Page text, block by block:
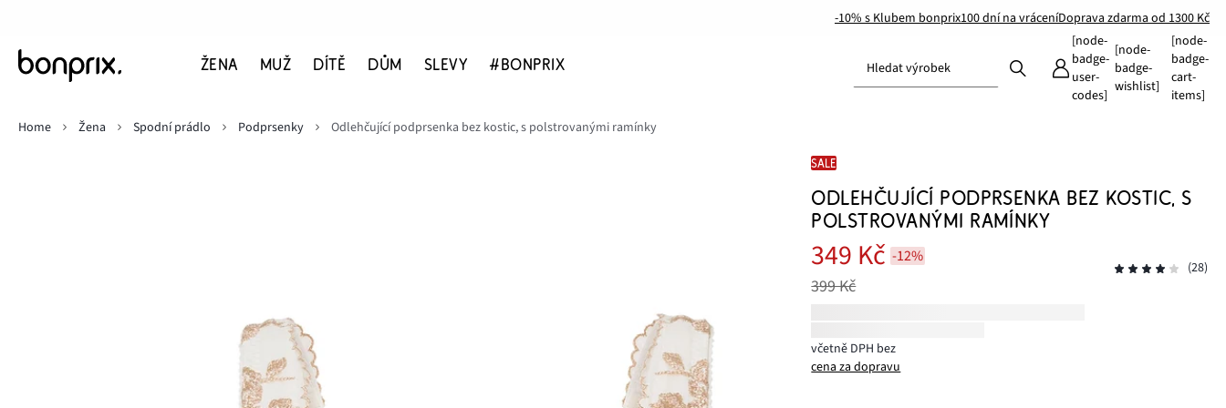
-10% s Klubem bonprix100 dní na vráceníDoprava zdarma od 1300 Kč
ŽENA MUŽ DÍTĚ DŮM SLEVY #BONPRIX Hledat výrobek
[node-
badge-
user-
codes]
[node-
badge-
wishlist]
[node-
badge-
cart-
items]
Home
Žena Spodní prádlo Podprsenky Odlehčující podprsenka bez kostic, s polstrovanými ramínky
SALE
ODLEHČUJÍCÍ PODPRSENKA BEZ KOSTIC, S
POLSTROVANÝMI RAMÍNKY
349 Kč -12%
399 Kč
(28)
včetně DPH bez
cena za dopravu